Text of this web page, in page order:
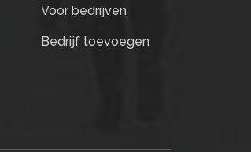
Voor bedrijven
Bedrijf toevoegen